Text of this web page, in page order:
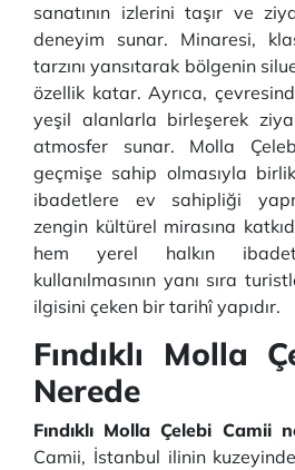
sanatının izlerini taşır ve
deneyim sunar. Minaresi,
tarzını yansıtarak bölgenin
özellik katar. Ayrıca,
yeşil alanlarla birleşerek
atmosfer sunar. Molla
geçmişe sahip olmasıyla
ibadetlere ev sahipliği
zengin kültürel mirasına
hem yerel halkın
kullanılmasının yanı sıra
ilgisini çeken bir tarihî yapıdır.
Fındıklı Molla
Nerede
Fındıklı Molla Çelebi Camii
Camii, İstanbul ilinin